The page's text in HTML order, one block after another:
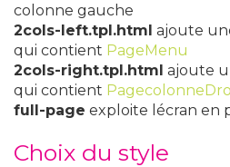
colonne gauche
2cols-left.tpl.html ajoute
qui contient PageMenu
2cols-right.tpl.html ajoute
qui contient
full-page exploite lécran en
Choix du style